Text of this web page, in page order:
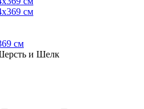
см
и Шелк